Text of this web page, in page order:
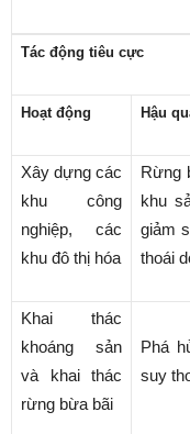
Tác động tiêu cực
Hoạt động Hậu
Xây dựng các
khu công
nghiệp, các
khu đô thị hóa
Rừng
khu
giảm
thoái
Khai thác
khoáng sản
và khai thác
rừng bừa bãi
Phá
suy